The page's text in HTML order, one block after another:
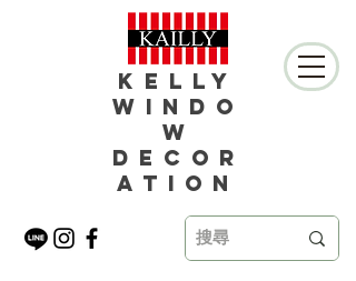
Kelly
Windo
w
Decor
ation